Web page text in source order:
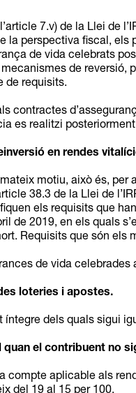
7.v) de la Llei de
la perspectiva fiscal,
de vida celebrats
de reversió,
de requisits.
contractes
es realitzi posteriorment
en rendes
motiu, això és, per
38.3 de la Llei de
els requisits que
de 2019, en els quals
Requisits que són els
de vida celebrades
loteries i apostes.
dels quals sigui
el contribuent no
compte aplicable als
del 19 al 15 per 100.